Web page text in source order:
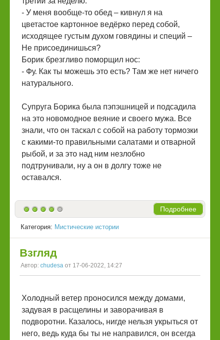
- У меня вообще-то обед – кивнул я на
цветастое картонное ведёрко перед собой,
исходящее густым духом говядины и специй –
Не присоединишься?
Борик брезгливо поморщил нос:
- Фу. Как ты можешь это есть? Там же нет ничего
натурального.
Супруга Борика была пэпэшницей и подсадила
на это новомодное веяние и своего мужа. Все
знали, что он таскал с собой на работу тормозки
с какими-то правильными салатами и отварной
рыбой, и за это над ним незлобно
подтрунивали, ну а он в долгу тоже не
оставался.
Подробнее
Категория: Мистические истории
Взгляд
Автор: chudesa от 17-06-2022, 14:27
Холодный ветер проносился между домами,
задувая в расщелины и заворачивая в
подворотни. Казалось, нигде нельзя укрыться от
него, ведь куда бы ты не направился, он всегда